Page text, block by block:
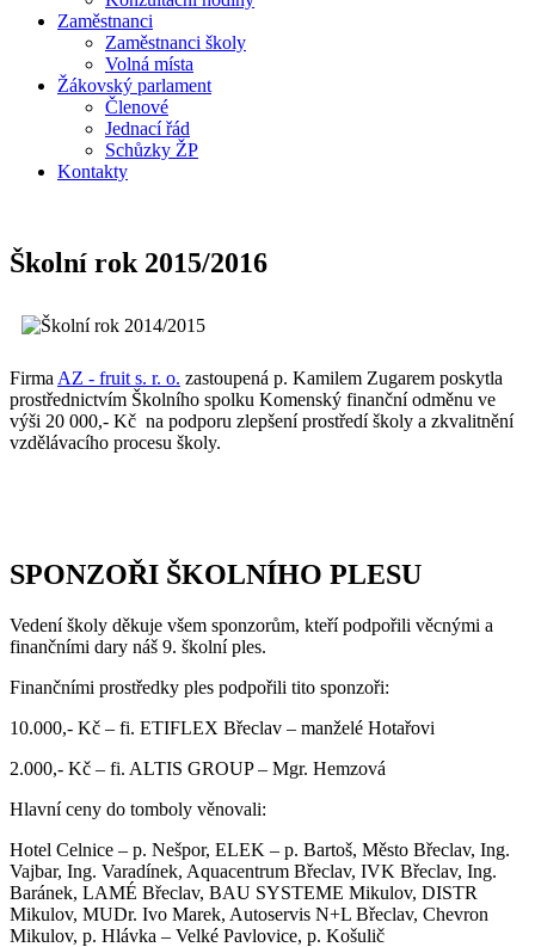
Zaměstnanci
Zaměstnanci školy
Volná místa
Žákovský parlament
Členové
Jednací řád
Schůzky ŽP
Kontakty
Školní rok 2015/2016
Firma AZ - fruit s. r. o. zastoupená p. Kamilem Zugarem poskytla
prostřednictvím Školního spolku Komenský finanční odměnu ve
výši 20 000,- Kč na podporu zlepšení prostředí školy a zkvalitnění
vzdělávacího procesu školy.
SPONZOŘI ŠKOLNÍHO PLESU
Vedení školy děkuje všem sponzorům, kteří podpořili věcnými a
finančními dary náš 9. školní ples.
Finančními prostředky ples podpořili tito sponzoři:
10.000,- Kč – fi. ETIFLEX Břeclav – manželé Hotařovi
2.000,- Kč – fi. ALTIS GROUP – Mgr. Hemzová
Hlavní ceny do tomboly věnovali:
Hotel Celnice – p. Nešpor, ELEK – p. Bartoš, Město Břeclav, Ing.
Vajbar, Ing. Varadínek, Aquacentrum Břeclav, IVK Břeclav, Ing.
Baránek, LAMÉ Břeclav, BAU SYSTEME Mikulov, DISTR
Mikulov, MUDr. Ivo Marek, Autoservis N+L Břeclav, Chevron
Mikulov, p. Hlávka – Velké Pavlovice, p. Košulič